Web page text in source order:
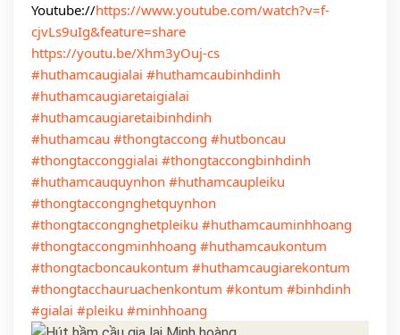
Youtube://https://www.youtube.com/watch?v=f-
cjvLs9uIg&feature=share
https://youtu.be/Xhm3yOuj-cs
#huthamcaugialai #huthamcaubinhdinh
#huthamcaugiaretaigialai
#huthamcaugiaretaibinhdinh
#huthamcau #thongtaccong #hutboncau
#thongtacconggialai #thongtaccongbinhdinh
#huthamcauquynhon #huthamcaupleiku
#thongtaccongnghetquynhon
#thongtaccongnghetpleiku #huthamcauminhhoang
#thongtaccongminhhoang #huthamcaukontum
#thongtacboncaukontum #huthamcaugiarekontum
#thongtacchauruachenkontum #kontum #binhdinh
#gialai #pleiku #minhhoang